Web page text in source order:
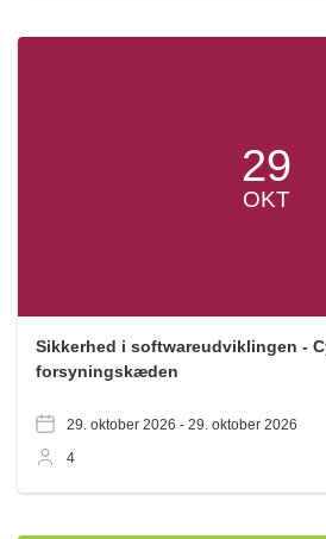
29
OKT
Sikkerhed i softwareudviklingen -
forsyningskæden
29. oktober 2026 - 29. oktober 2026
4